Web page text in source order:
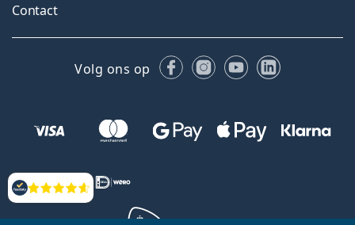
Beoordelingen
Contact
Volg ons op FacebookInstagram
YouTubeLinkedIn